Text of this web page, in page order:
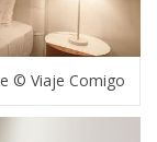
© Viaje Comigo